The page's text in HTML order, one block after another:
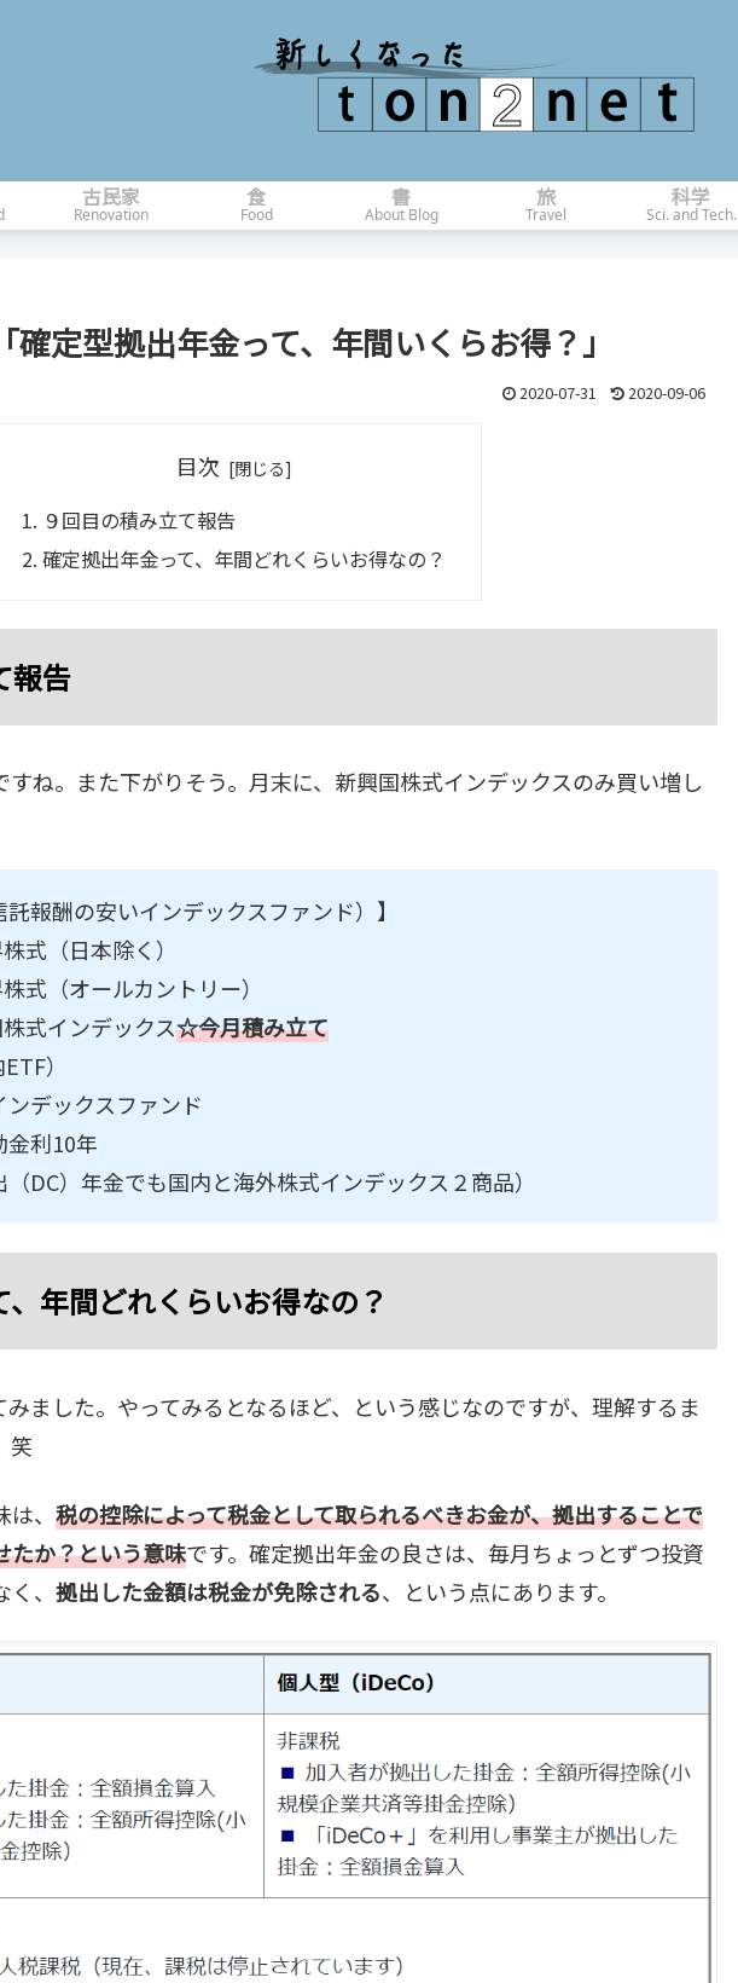
古民家
Renovation
食
Food
書
About Blog
旅
Travel
科学
Sci. and Tech.
定型拠出年金って、年間いくらお得？」
2020-07-31 2020-09-06
目次
９回目の積み立て報告
確定拠出年金って、年間どれくらいお得なの？
報告
ね。また下がりそう。月末に、新興国株式インデックスのみ買い増し
託報酬の安いインデックスファンド）】
式（日本除く）
式（オールカントリー）
式インデックス☆今月積み立て
）
ンデックスファンド
利10年
（DC）年金でも国内と海外株式インデックス２商品）
年間どれくらいお得なの？
ました。やってみるとなるほど、という感じなのですが、理解するま
笑
、 税の控除によって税金として取られるべきお金が、拠出することで
たか？という意味です。確定拠出年金の良さは、毎月ちょっとずつ投資
、 拠出した金額は税金が免除される、という点にあります。